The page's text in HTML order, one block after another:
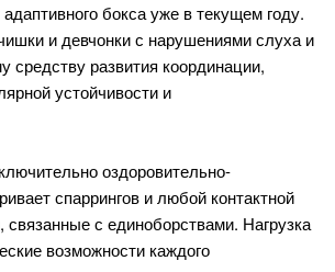
бокса уже в текущем году.
и девчонки с нарушениями слуха и
средству развития координации,
устойчивости и
оздоровительно-
спаррингов и любой контактной
с единоборствами. Нагрузка
возможности каждого